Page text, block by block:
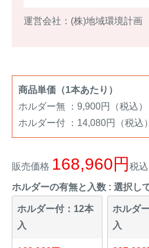
運営会社：(株)地域環境計画
商品単価（1本あたり）
ホルダー無 ：9,900円（税込）
ホルダー付 ：14,080円（税込）
販売価格 168,960 税込
ホルダーの有無と入数 選択し
ホルダー付：12本
入
ホルダ
入